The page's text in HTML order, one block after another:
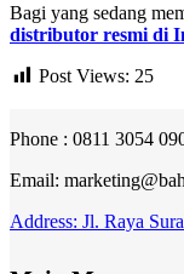
Bagi yang sedang
distributor resmi di
Post Views: 25
Phone : 0811 3054
Email:
Address: Jl. Raya